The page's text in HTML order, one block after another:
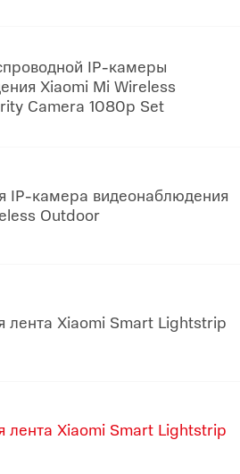
IP-камеры
Xiaomi Mi Wireless
Camera 1080p Set
IP-камера видеонаблюдения
Outdoor
лента Xiaomi Smart Lightstrip
лента Xiaomi Smart Lightstrip